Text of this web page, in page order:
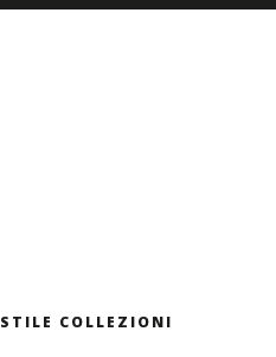
STILE COLLEZIONI